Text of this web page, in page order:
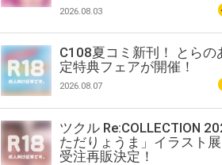
2026.08.03
C108夏コミ新刊！ とらの
定特典フェアが開催！
2026.08.07
ツクル Re:COLLECTION
ただりょうま」イラスト
受注再販決定！